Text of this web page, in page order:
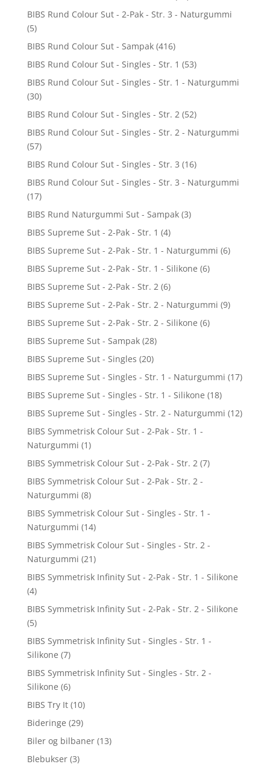
BIBS Rund Colour Sut - 2-Pak - Str. 3 - Naturgummi
(5)
BIBS Rund Colour Sut - Sampak (416)
BIBS Rund Colour Sut - Singles - Str. 1 (53)
BIBS Rund Colour Sut - Singles - Str. 1 - Naturgummi
(30)
BIBS Rund Colour Sut - Singles - Str. 2 (52)
BIBS Rund Colour Sut - Singles - Str. 2 - Naturgummi
(57)
BIBS Rund Colour Sut - Singles - Str. 3 (16)
BIBS Rund Colour Sut - Singles - Str. 3 - Naturgummi
(17)
BIBS Rund Naturgummi Sut - Sampak (3)
BIBS Supreme Sut - 2-Pak - Str. 1 (4)
BIBS Supreme Sut - 2-Pak - Str. 1 - Naturgummi (6)
BIBS Supreme Sut - 2-Pak - Str. 1 - Silikone (6)
BIBS Supreme Sut - 2-Pak - Str. 2 (6)
BIBS Supreme Sut - 2-Pak - Str. 2 - Naturgummi (9)
BIBS Supreme Sut - 2-Pak - Str. 2 - Silikone (6)
BIBS Supreme Sut - Sampak (28)
BIBS Supreme Sut - Singles (20)
BIBS Supreme Sut - Singles - Str. 1 - Naturgummi (17)
BIBS Supreme Sut - Singles - Str. 1 - Silikone (18)
BIBS Supreme Sut - Singles - Str. 2 - Naturgummi (12)
BIBS Symmetrisk Colour Sut - 2-Pak - Str. 1 -
Naturgummi (1)
BIBS Symmetrisk Colour Sut - 2-Pak - Str. 2 (7)
BIBS Symmetrisk Colour Sut - 2-Pak - Str. 2 -
Naturgummi (8)
BIBS Symmetrisk Colour Sut - Singles - Str. 1 -
Naturgummi (14)
BIBS Symmetrisk Colour Sut - Singles - Str. 2 -
Naturgummi (21)
BIBS Symmetrisk Infinity Sut - 2-Pak - Str. 1 - Silikone
(4)
BIBS Symmetrisk Infinity Sut - 2-Pak - Str. 2 - Silikone
(5)
BIBS Symmetrisk Infinity Sut - Singles - Str. 1 -
Silikone (7)
BIBS Symmetrisk Infinity Sut - Singles - Str. 2 -
Silikone (6)
BIBS Try It (10)
Bideringe (29)
Biler og bilbaner (13)
Blebukser (3)